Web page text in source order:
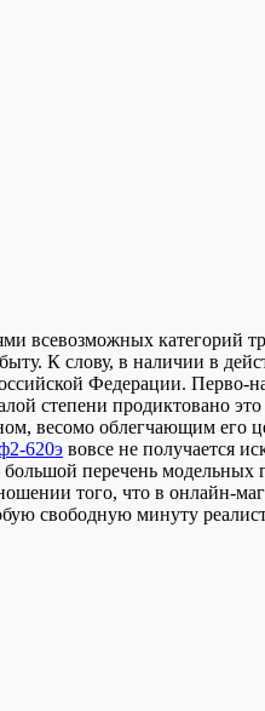
всевозможных категорий
К слову, в наличии в
Федерации. Перво-
степени продиктовано
весомо облегчающим его
620э вовсе не получается
перечень модельных
того, что в онлайн-
свободную минуту